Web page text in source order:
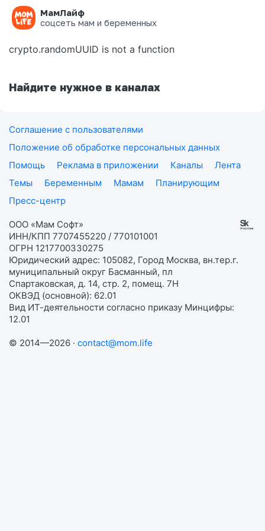
МамЛайф
соцсеть мам и беременных
Ошибка на странице
crypto.randomUUID is not a function
Найдите нужное в каналах
Соглашение с пользователями
Положение об обработке персональных данных
Помощь
Реклама в приложении Каналы
Лента
Темы
Беременным Мамам
Планирующим
Пресс-центр
ООО «Мам Софт»
ИНН/КПП 7707455220 / 770101001
ОГРН 1217700330275
Юридический адрес: 105082, Город Москва, вн.тер.г.
муниципальный округ Басманный, пл
Спартаковская, д. 14, стр. 2, помещ. 7Н
ОКВЭД (основной): 62.01
Вид ИТ-деятельности согласно приказу Минцифры:
12.01
© 2014—2026 · contact@mom.life